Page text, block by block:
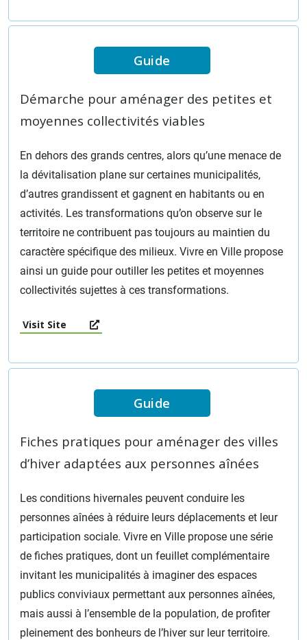
Guide
Démarche pour aménager des petites et
moyennes collectivités viables
En dehors des grands centres, alors qu’une menace de
la dévitalisation plane sur certaines municipalités,
d’autres grandissent et gagnent en habitants ou en
activités. Les transformations qu’on observe sur le
territoire ne contribuent pas toujours au maintien du
caractère spécifique des milieux. Vivre en Ville propose
ainsi un guide pour outiller les petites et moyennes
collectivités sujettes à ces transformations.
Visit Site
Guide
Fiches pratiques pour aménager des villes
d’hiver adaptées aux personnes aînées
Les conditions hivernales peuvent conduire les
personnes aînées à réduire leurs déplacements et leur
participation sociale. Vivre en Ville propose une série
de fiches pratiques, dont un feuillet complémentaire
invitant les municipalités à imaginer des espaces
publics conviviaux permettant aux personnes aînées,
mais aussi à l’ensemble de la population, de profiter
pleinement des bonheurs de l’hiver sur leur territoire.